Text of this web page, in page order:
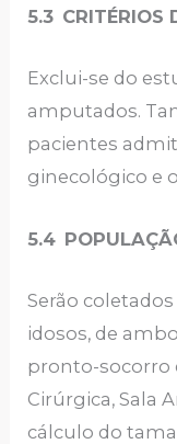
5.3 CRITÉRIOS
Exclui-se do
amputados.
pacientes
ginecológico e
5.4
Serão
idosos, de
pronto-socorro
Cirúrgica, Sala
cálculo do